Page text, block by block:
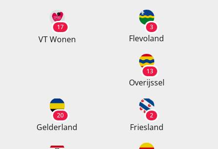
17
VT Wonen
3
Flevoland
13
Overijssel
20
Gelderland
2
Friesland